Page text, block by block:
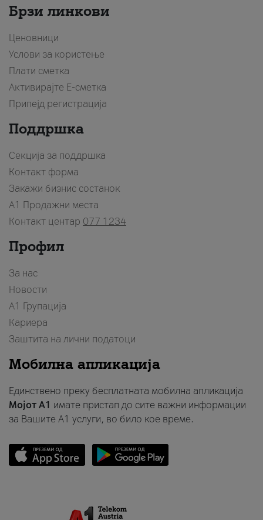
Брзи линкови
Ценовници
Услови за користење
Плати сметка
Активирајте Е-сметка
Припејд регистрација
Поддршка
Секција за поддршка
Контакт форма
Закажи бизнис состанок
A1 Продажни места
Контакт центар 077 1234
Профил
За нас
Новости
А1 Групација
Кариера
Заштита на лични податоци
Мобилна апликација
Единствено преку бесплатната мобилна апликација
Мојот A1 имате пристап до сите важни информации
за Вашите A1 услуги, во било кое време.